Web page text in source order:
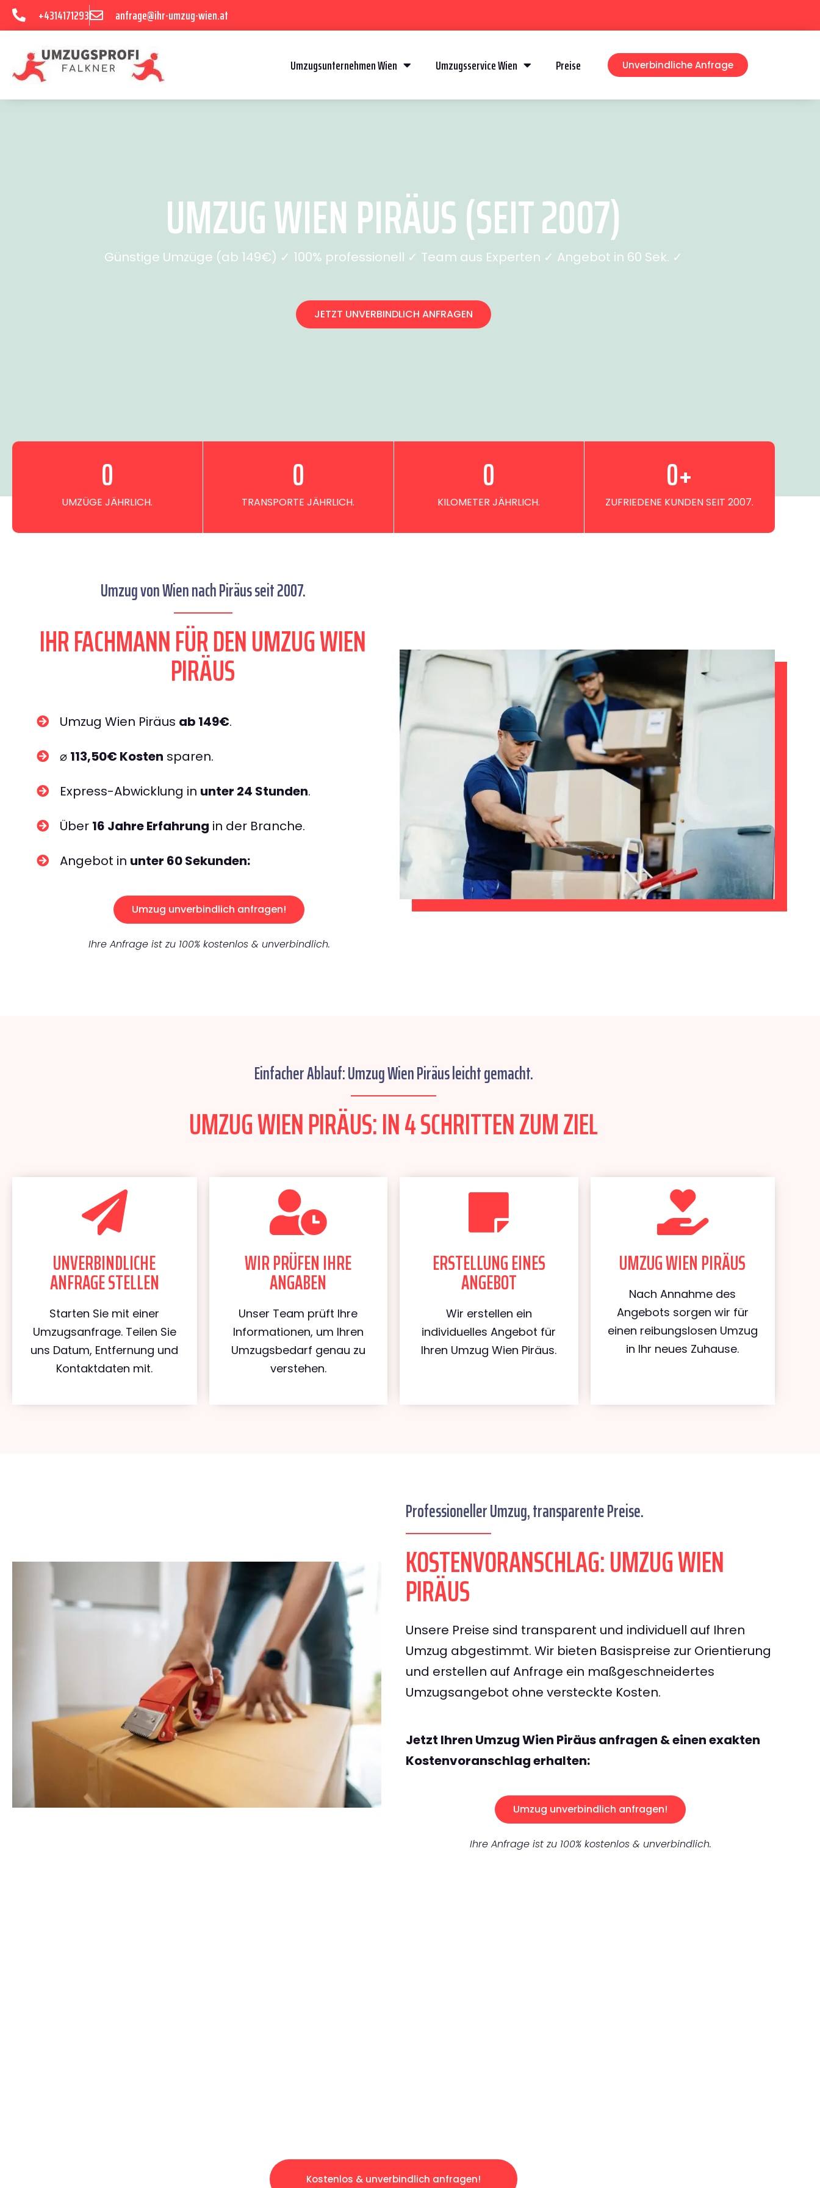
+4314171293 anfrage@ihr-umzug-wien.at
Umzugsunternehmen Wien Umzugsservice Wien Preise Unverbindliche Anfrage
UMZUG WIEN PIRÄUS (SEIT 2007)
Günstige Umzüge (ab 149€) ✓ 100% professionell ✓ Team aus Experten ✓ Angebot in 60 Sek. ✓
JETZT UNVERBINDLICH ANFRAGEN
UMZÜGE JÄHRLICH.
0
TRANSPORTE JÄHRLICH.
0
KILOMETER JÄHRLICH.
0
ZUFRIEDENE KUNDEN SEIT 2007.
0+
Umzug von Wien nach Piräus seit 2007.
IHR FACHMANN FÜR DEN UMZUG WIEN
PIRÄUS
Umzug Wien Piräus ab 149€.
⌀ 113,50€ Kosten sparen.
Express-Abwicklung in unter 24 Stunden.
Über 16 Jahre Erfahrung in der Branche.
Angebot in unter 60 Sekunden:
Umzug unverbindlich anfragen!
Ihre Anfrage ist zu 100% kostenlos & unverbindlich.
Einfacher Ablauf: Umzug Wien Piräus leicht gemacht.
UMZUG WIEN PIRÄUS: IN 4 SCHRITTEN ZUM ZIEL
UNVERBINDLICHE
ANFRAGE STELLEN
Starten Sie mit einer
Umzugsanfrage. Teilen Sie
uns Datum, Entfernung und
Kontaktdaten mit.
WIR PRÜFEN IHRE
ANGABEN
Unser Team prüft Ihre
Informationen, um Ihren
Umzugsbedarf genau zu
verstehen.
ERSTELLUNG EINES
ANGEBOT
Wir erstellen ein
individuelles Angebot für
Ihren Umzug Wien Piräus.
UMZUG WIEN PIRÄUS
Nach Annahme des
Angebots sorgen wir für
einen reibungslosen Umzug
in Ihr neues Zuhause.
Professioneller Umzug, transparente Preise.
KOSTENVORANSCHLAG: UMZUG WIEN
PIRÄUS
Unsere Preise sind transparent und individuell auf Ihren
Umzug abgestimmt. Wir bieten Basispreise zur Orientierung
und erstellen auf Anfrage ein maßgeschneidertes
Umzugsangebot ohne versteckte Kosten.
Jetzt Ihren Umzug Wien Piräus anfragen & einen exakten
Kostenvoranschlag erhalten:
Umzug unverbindlich anfragen!
Ihre Anfrage ist zu 100% kostenlos & unverbindlich.
Kostenlos & unverbindlich anfragen!